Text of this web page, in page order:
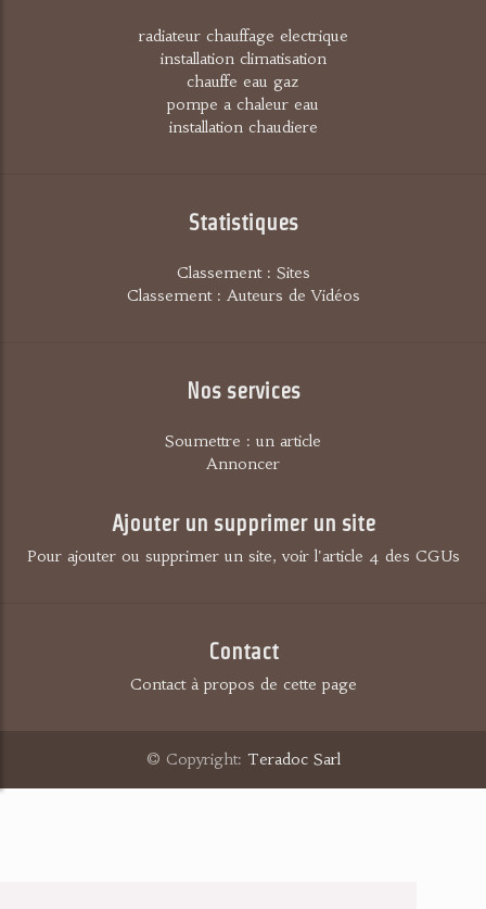
radiateur chauffage electrique
installation climatisation
chauffe eau gaz
pompe a chaleur eau
installation chaudiere
Statistiques
Classement : Sites
Classement : Auteurs de Vidéos
Nos services
Soumettre : un article
Annoncer
Ajouter un supprimer un site
Pour ajouter ou supprimer un site, voir l'article 4 des CGUs
Contact
Contact à propos de cette page
© Copyright: Teradoc Sarl